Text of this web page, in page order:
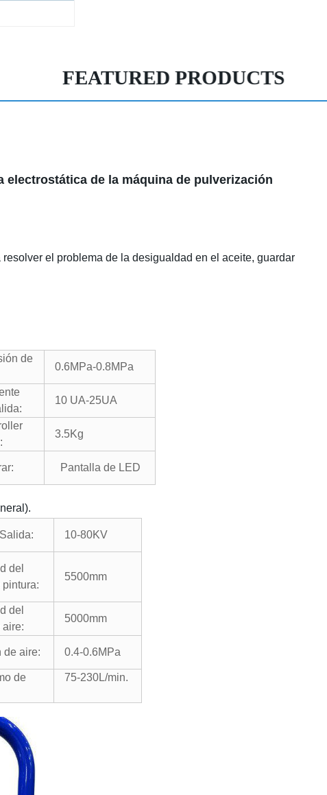
FEATURED PRODUCTS
electrostática de la máquina de pulverización
el problema de la desigualdad en el aceite, guardar
de
0.6MPa-0.8MPa
:
10 UA-25UA
:
3.5Kg
: Pantalla de LED
Salida: 10-80KV
del
pintura:
5500mm
del
aire:
5000mm
de aire: 0.4-0.6MPa
de
75-230L/min.